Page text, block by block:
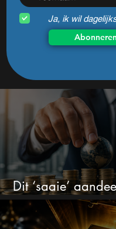
Ja, ik wil
Abonneren
Dit ‘saaie’
bizar veel winst